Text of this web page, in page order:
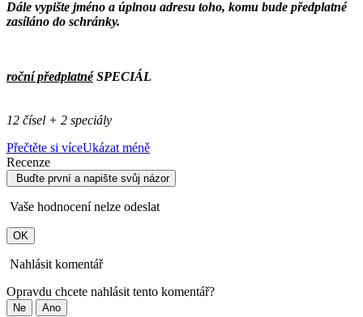
Dále vypište jméno a úplnou adresu toho, komu bude předplatné
zasíláno do schránky.
roční předplatnéSPECIÁL
12 čísel + 2 speciály
Přečtěte si víceUkázat méně
Recenze
Buďte první a napište svůj názor
Vaše hodnocení nelze odeslat
OK
Nahlásit komentář
Opravdu chcete nahlásit tento komentář?
Ne Ano